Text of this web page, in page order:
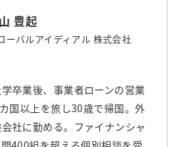
豊起
ーバルアイディアル 株式会社
卒業後、事業者ローンの営業
国以上を旅し30歳で帰国。外
社に勤める。ファイナンシャ